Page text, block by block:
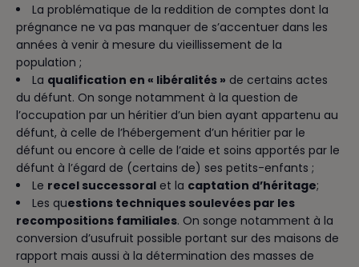
La problématique de la reddition de comptes dont la
prégnance ne va pas manquer de s’accentuer dans les
années à venir à mesure du vieillissement de la
population ;
La qualification en « libéralités » de certains actes
du défunt. On songe notamment à la question de
l’occupation par un héritier d’un bien ayant appartenu au
défunt, à celle de l’hébergement d’un héritier par le
défunt ou encore à celle de l’aide et soins apportés par le
défunt à l’égard de (certains de) ses petits-enfants ;
Le recel successoral et la captation d’héritage;
Les questions techniques soulevées par les
recompositions familiales. On songe notamment à la
conversion d’usufruit possible portant sur des maisons de
rapport mais aussi à la détermination des masses de